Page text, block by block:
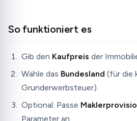
So funktioniert es
Gib den Kaufpreis der
Wähle das Bundesland (für die
Grunderwerbsteuer).
Optional: Passe
Parameter an.